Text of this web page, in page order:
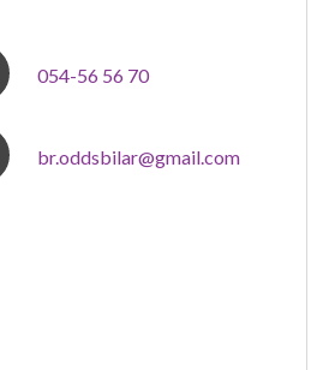
054-56 56 70
br.oddsbilar@gmail.com